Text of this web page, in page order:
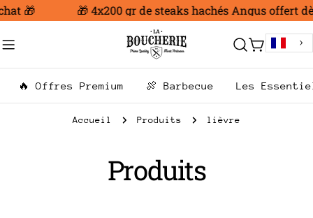
Aller
contenu
🎁 🎁 4x200 gr de steaks hachés Angus offert
Chariot
🔥 Offres Premium 🍖 Barbecue Les
Accueil Produits lièvre
C
Produits